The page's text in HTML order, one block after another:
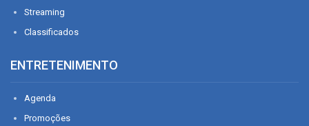
Streaming
Classificados
ENTRETENIMENTO
Agenda
Promoções